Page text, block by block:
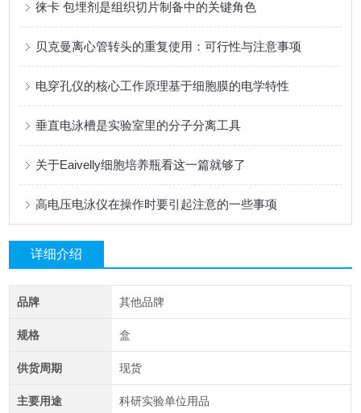
徕卡 包埋剂是组织切片制备中的关键角色
贝克曼离心管转头的重复使用：可行性与注意事项
电穿孔仪的核心工作原理基于细胞膜的电学特性
垂直电泳槽是实验室里的分子分离工具
关于Eaivelly细胞培养瓶看这一篇就够了
高电压电泳仪在操作时要引起注意的一些事项
详细介绍
品牌 其他品牌
规格 盒
供货周期 现货
主要用途 科研实验单位用品